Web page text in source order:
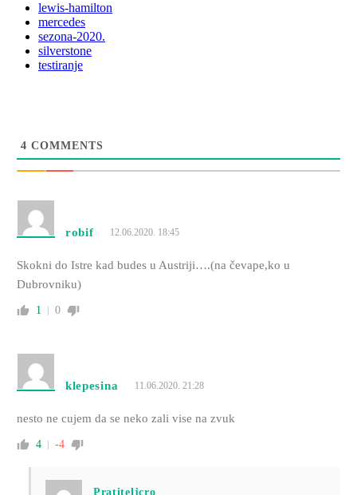
lewis-hamilton
mercedes
sezona-2020.
silverstone
testiranje
4 COMMENTS
robif 12.06.2020. 18:45
Skokni do Istre kad budes u Austriji….(na čevape,ko u
Dubrovniku)
1 0
klepesina 11.06.2020. 21:28
nesto ne cujem da se neko zali vise na zvuk
4 -4
Pratiteljcro